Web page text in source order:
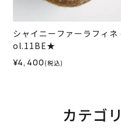
シャイニーファーラフィネ
ol.11BE★
¥4,400 (税込)
カテゴ